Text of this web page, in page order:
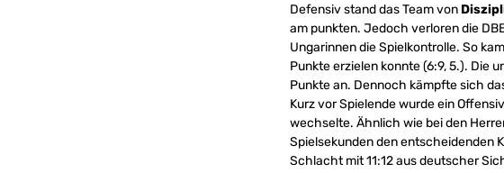
Defensiv stand das Team von
am punkten. Jedoch verloren die
Ungarinnen die Spielkontrolle. So
Punkte erzielen konnte (6:9, 5.). Die
Punkte an. Dennoch kämpfte sich
Kurz vor Spielende wurde ein
wechselte. Ähnlich wie bei den
Spielsekunden den entscheidenden
Schlacht mit 11:12 aus deutscher